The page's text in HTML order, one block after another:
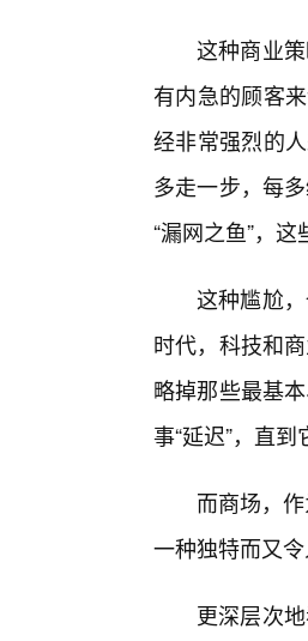
这种商业
有内急的顾客
经非常强烈的
多走一步，每
“漏网之鱼”，
这种尴尬
时代，科技和
略掉那些最基
事“延迟”，直
而商场，
一种独特而又
更深层次